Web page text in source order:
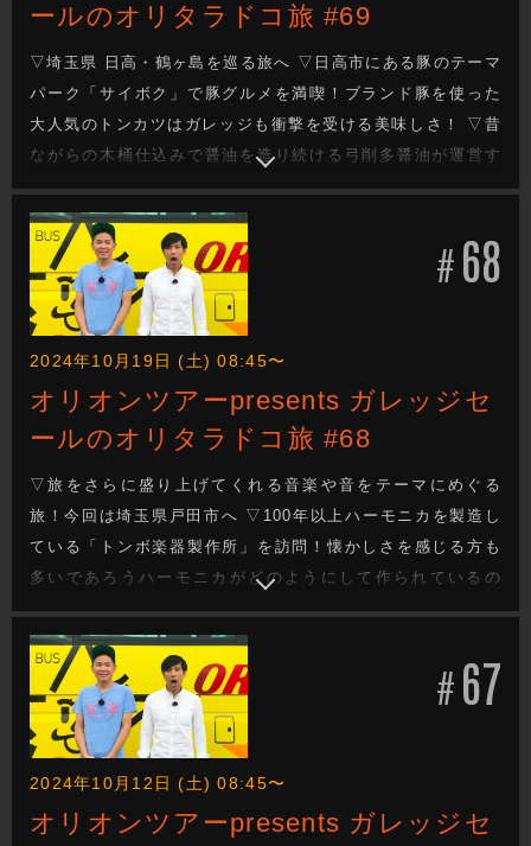
ールのオリタラドコ旅 #69
▽埼玉県 日高・鶴ヶ島を巡る旅へ ▽日高市にある豚のテーマ
パーク「サイボク」で豚グルメを満喫！ブランド豚を使った
大人気のトンカツはガレッジも衝撃を受ける美味しさ！ ▽昔
ながらの木桶仕込みで醤油を造り続ける弓削多醤油が運営す
る「醤遊王国」を見学。木桶が生み出す醤油の美味しさのヒ
ミツとは…？ ▽今週もガレッジセールのゆるり旅をお届けし
ます
#68
2024年10月19日 (土) 08:45〜
オリオンツアーpresents ガレッジセ
ールのオリタラドコ旅 #68
▽旅をさらに盛り上げてくれる音楽や音をテーマにめぐる
旅！今回は埼玉県戸田市へ ▽100年以上ハーモニカを製造し
ている「トンボ楽器製作所」を訪問！懐かしさを感じる方も
多いであろうハーモニカがどのようにして作られているの
か、その工程を見学する。一つ一つ丁寧な手作業で作られる
光景にガレッジも感動！ ▽ガレッジがハーモニカでのセッシ
ョンにも挑戦！ ▽今週もガレッジセールのゆるり旅をお届け
します
#67
2024年10月12日 (土) 08:45〜
オリオンツアーpresents ガレッジセ